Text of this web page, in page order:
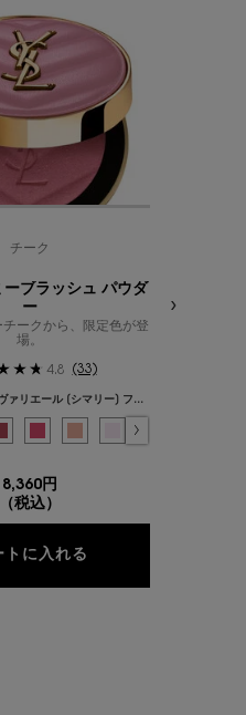
クラッチ、19/19
カラー YSL ラブシャイン グロスプラ
スタルブルー のカラー YSL ラブシャ
フトなラベンダーシェード のカラー
透明感と多幸感を引き込む血色ピンク
、柔らかなキャンディピンク のカラー
アルで深みのあるハニーブラウン の
ャイン 【ラメ入り】 ヘルシーに染め
ターダスト 【ラメ入り】 モードに煌
ー スター - 甘酸っぱい誘惑のストロ
プル ドリーム - クールで魅惑的なデ
9 - チェリー フラッシュ - 情熱的で鮮や
10 - スターダスト ラブ【ラメ入
12 - ハニームーン【ラメ入
プランパー
チーク
ーブラッシュ パウダ
ー
ークから、限定色が登
場。
4.8 (33)
44 - ヌード ラヴァリエール [シマリー] フレンチモードなミルキーピンク
{1} の場合
線を奪う、大胆で華やかなマゼンタピ
みのあるソフトコーラル のカラー YSL
パークル] コットンキャンディーのよ
[マット] センシュアルなピーチーヌ
ール ピンク [サテン] ピュアな雰囲気
ード ラヴァリエール [シマリー] フレン
54 - ベリー バン [マット] キュートなベ
66 - フューシャ フィズ [スパーク
68 - ペパリー ピンク [マッ
選択済み
69 - ラベンダー ラス
8,360円
（税込）
トに入れる